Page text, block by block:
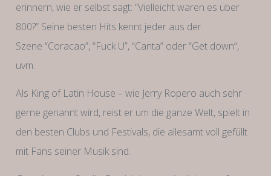
erinnern, wie er selbst sagt: “Vielleicht waren es über
800?” Seine besten Hits kennt jeder aus der
Szene “Coracao”, “Fuck U”, “Canta” oder “Get down“,
uvm.
Als King of Latin House – wie Jerry Ropero auch sehr
gerne genannt wird, reist er um die ganze Welt, spielt in
den besten Clubs und Festivals, die allesamt voll gefüllt
mit Fans seiner Musik sind.